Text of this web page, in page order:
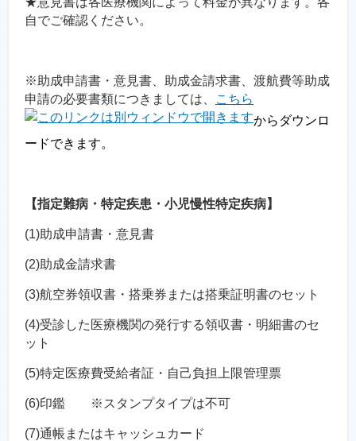
自でご確認ください。
※助成申請書・意見書、助成金請求書、渡航費等助成
申請の必要書類につきましては、
こちら
からダウンロ
ードできます。
【指定難病・特定疾患・小児慢性特定疾病】
(1)助成申請書・意見書
(2)助成金請求書
(3)航空券領収書・搭乗券または搭乗証明書のセット
(4)受診した医療機関の発行する領収書・明細書のセ
ット
(5)特定医療費受給者証・自己負担上限管理票
(6)印鑑 ※スタンプタイプは不可
(7)通帳またはキャッシュカード